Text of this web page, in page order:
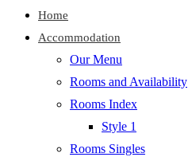
Home
Accommodation
Our Menu
Rooms and Availability
Rooms Index
Style 1
Rooms Singles